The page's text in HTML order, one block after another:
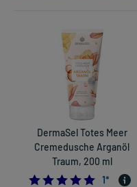
DermaSel Totes Meer
Cremedusche Arganöl
Traum, 200 ml
5.0
1*